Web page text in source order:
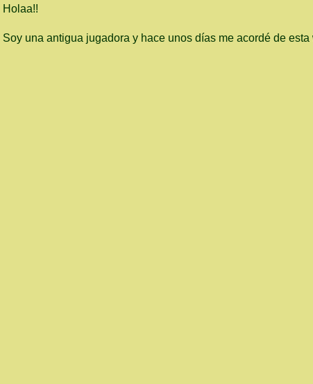
Holaa!!
Soy una antigua jugadora y hace unos días me acordé de